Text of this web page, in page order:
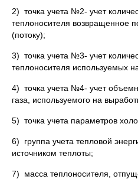
2) точка учета №2- учет
теплоносителя возвращенное
(потоку);
3) точка учета №3- учет
теплоносителя используемых
4) точка учета №4- учет
газа, используемого на
5) точка учета параметров
6) группа учета тепловой
источником теплоты;
7) масса теплоносителя,